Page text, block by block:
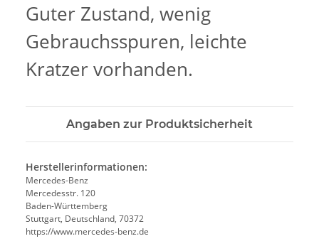
Guter Zustand, wenig
Gebrauchsspuren, leichte
Kratzer vorhanden.
Angaben zur Produktsicherheit
Herstellerinformationen:
Mercedes-Benz
Mercedesstr. 120
Baden-Württemberg
Stuttgart, Deutschland, 70372
https://www.mercedes-benz.de